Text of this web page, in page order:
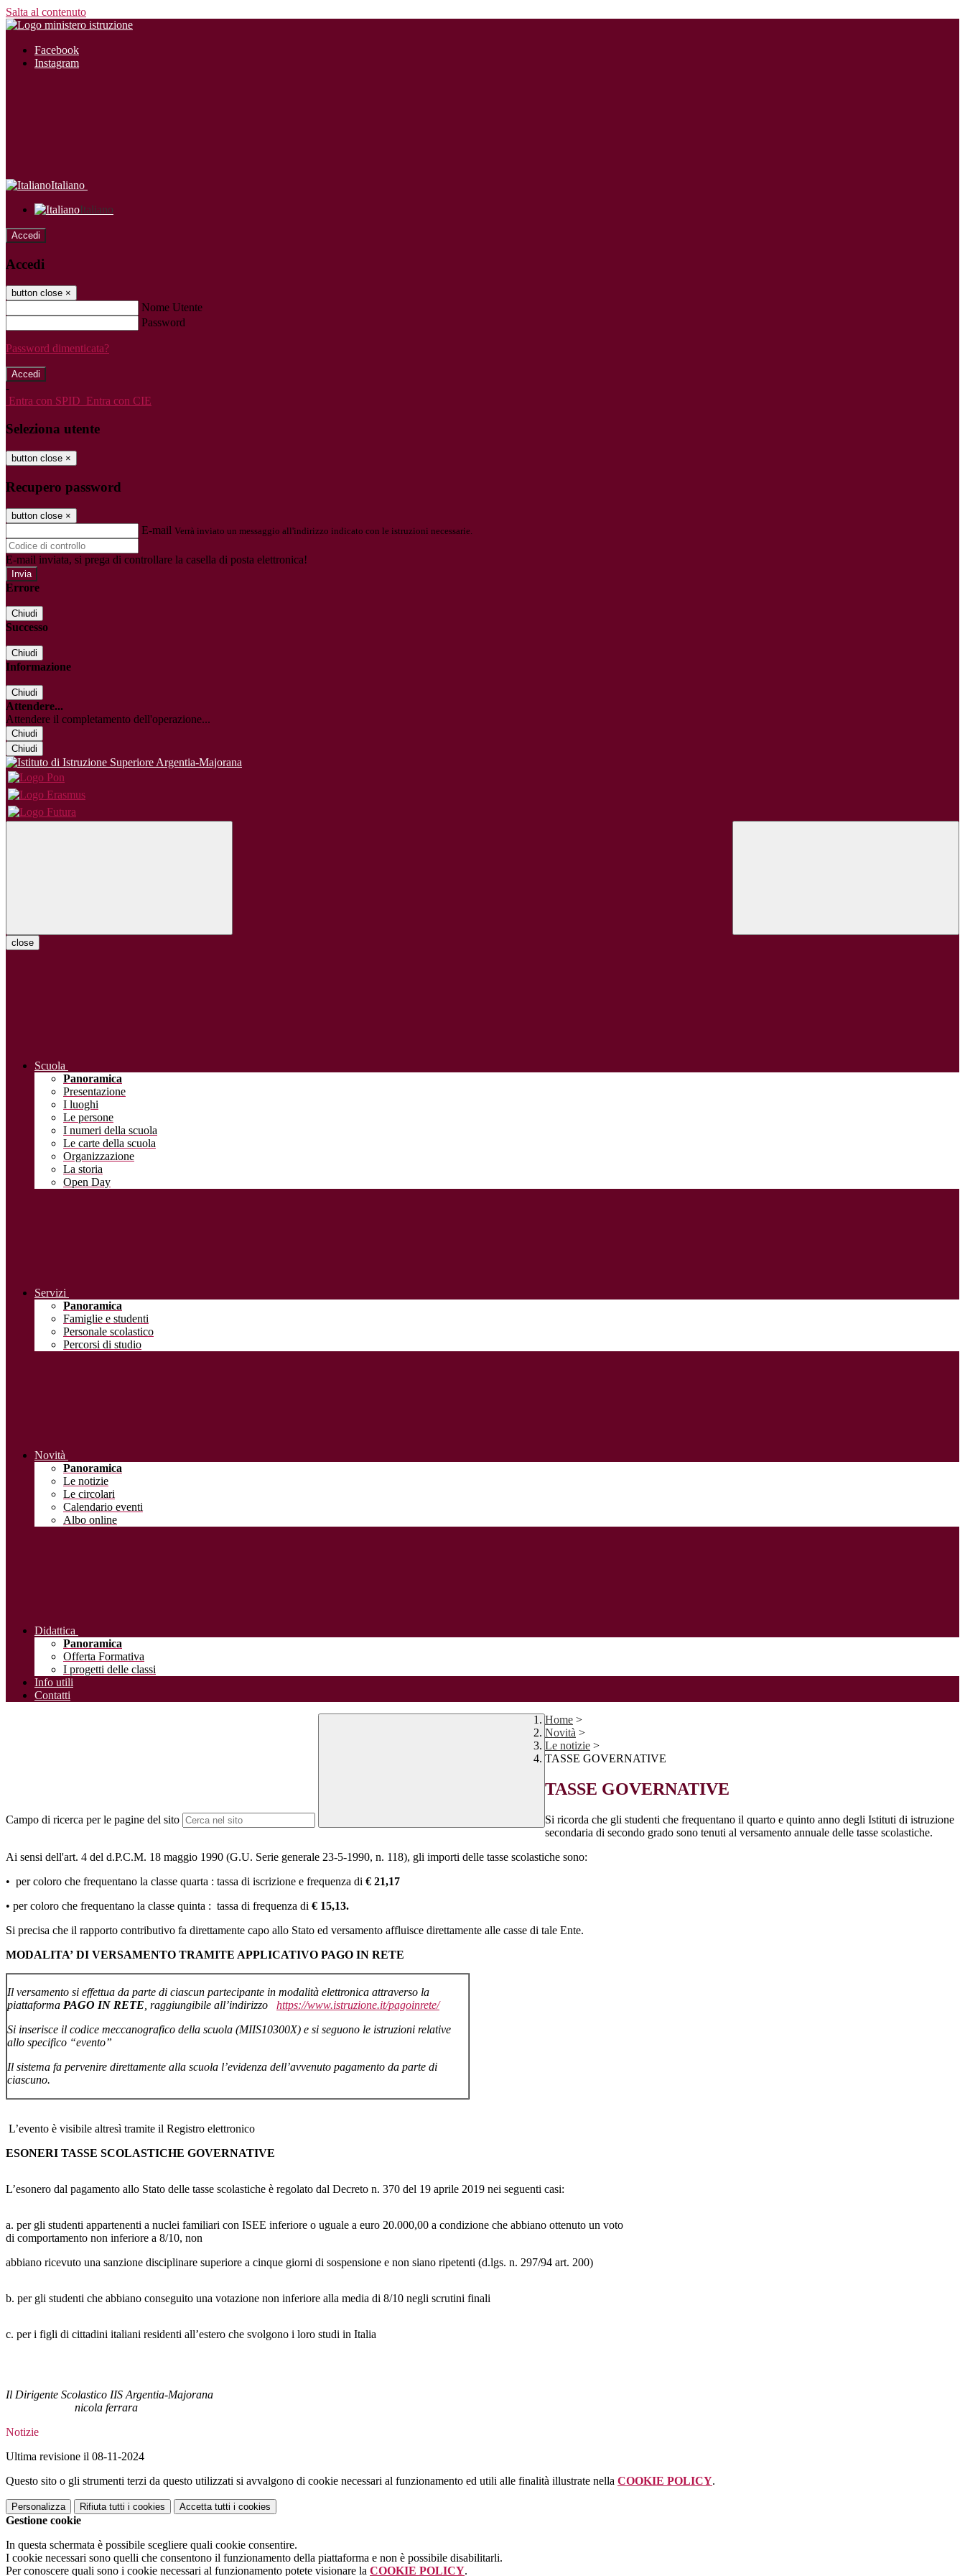
Salta al contenuto
Facebook
Instagram
Italiano
Italiano
Accedi
Accedi
button close ×
Nome Utente
Password
Password dimenticata?
-
Entra con SPID Entra con CIE
Seleziona utente
button close ×
Recupero password
button close ×
E-mail Verrà inviato un messaggio all'indirizzo indicato con le istruzioni necessarie.
E-mail inviata, si prega di controllare la casella di posta elettronica!
Errore
Chiudi
Successo
Chiudi
Informazione
Chiudi
Attendere...
Attendere il completamento dell'operazione...
Chiudi
Chiudi
close
Scuola
Panoramica
Presentazione
I luoghi
Le persone
I numeri della scuola
Le carte della scuola
Organizzazione
La storia
Open Day
Servizi
Panoramica
Famiglie e studenti
Personale scolastico
Percorsi di studio
Novità
Panoramica
Le notizie
Le circolari
Calendario eventi
Albo online
Didattica
Panoramica
Offerta Formativa
I progetti delle classi
Info utili
Contatti
Campo di ricerca per le pagine del sito
Home >
Novità >
Le notizie >
TASSE GOVERNATIVE
TASSE GOVERNATIVE
Si ricorda che gli studenti che frequentano il quarto e quinto anno degli Istituti di istruzione
secondaria di secondo grado sono tenuti al versamento annuale delle tasse scolastiche.
Ai sensi dell'art. 4 del d.P.C.M. 18 maggio 1990 (G.U. Serie generale 23-5-1990, n. 118), gli importi delle tasse scolastiche sono:
• per coloro che frequentano la classe quarta : tassa di iscrizione e frequenza di € 21,17
• per coloro che frequentano la classe quinta : tassa di frequenza di € 15,13.
Si precisa che il rapporto contributivo fa direttamente capo allo Stato ed versamento affluisce direttamente alle casse di tale Ente.
MODALITA’ DI VERSAMENTO TRAMITE APPLICATIVO PAGO IN RETE
Il versamento si effettua da parte di ciascun partecipante in modalità elettronica attraverso la
piattaforma PAGO IN RETE , raggiungibile all’indirizzo https://www.istruzione.it/pagoinrete/
Si inserisce il codice meccanografico della scuola (MIIS10300X) e si seguono le istruzioni relative
allo specifico “evento”
Il sistema fa pervenire direttamente alla scuola l’evidenza dell’avvenuto pagamento da parte di
ciascuno.
L’evento è visibile altresì tramite il Registro elettronico
ESONERI TASSE SCOLASTICHE GOVERNATIVE
L’esonero dal pagamento allo Stato delle tasse scolastiche è regolato dal Decreto n. 370 del 19 aprile 2019 nei seguenti casi:
a. per gli studenti appartenenti a nuclei familiari con ISEE inferiore o uguale a euro 20.000,00 a condizione che abbiano ottenuto un voto
di comportamento non inferiore a 8/10, non
abbiano ricevuto una sanzione disciplinare superiore a cinque giorni di sospensione e non siano ripetenti (d.lgs. n. 297/94 art. 200)
b. per gli studenti che abbiano conseguito una votazione non inferiore alla media di 8/10 negli scrutini finali
c. per i figli di cittadini italiani residenti all’estero che svolgono i loro studi in Italia
Il Dirigente Scolastico IIS Argentia-Majorana
nicola ferrara
Notizie
Ultima revisione il 08-11-2024
Questo sito o gli strumenti terzi da questo utilizzati si avvalgono di cookie necessari al funzionamento ed utili alle finalità illustrate nella COOKIE POLICY.
Personalizza Rifiuta tutti i cookies Accetta tutti i cookies
Gestione cookie
In questa schermata è possibile scegliere quali cookie consentire.
I cookie necessari sono quelli che consentono il funzionamento della piattaforma e non è possibile disabilitarli.
Per conoscere quali sono i cookie necessari al funzionamento potete visionare la COOKIE POLICY.